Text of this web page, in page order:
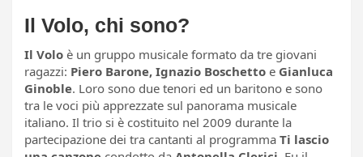
Il Volo, chi sono?
Il Volo è un gruppo musicale formato da tre giovani
ragazzi: Piero Barone, Ignazio Boschetto e Gianluca
Ginoble. Loro sono due tenori ed un baritono e sono
tra le voci più apprezzate sul panorama musicale
italiano. Il trio si è costituito nel 2009 durante la
partecipazione dei tra cantanti al programma Ti lascio